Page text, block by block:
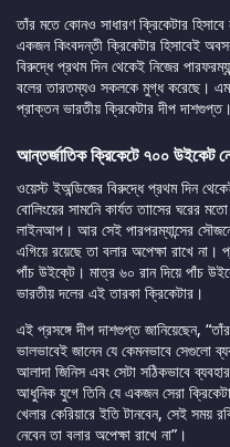
তাঁর মতে কোনও সাধারণ ক্রিকেটার
একজন কিংবদন্তী ক্রিকেটার হিসাবেই
বিরুদ্ধে প্রথম দিন থেকেই নিজের
বলের তারতম্যও সকলকে মুগ্ধ করেছে।
প্রাক্তন ভারতীয় ক্রিকেটার দীপ দাশগুপ্ত।
আন্তর্জাতিক ক্রিকেটে ৭০০ উইকেট
ওয়েস্ট ইঅন্ডিজের বিরুদ্ধে প্রথম দিন
বোলিংয়ের সামনেি কার্যত তাাসের ঘরের
লাইনআপ। আর সেই পারপরম্যান্সের
এগিয়ে রয়েছে তা বলার অপেক্ষা রাখে না।
পাঁচ উইকে্ট। মাত্র ৬০ রান দিয়ে পাঁচ
ভারতীয় দলের এই তারকা ক্রিকেটার।
এই প্রসঙ্গে দীপ দাশগুপ্ত জানিয়েছেন,
ভালভাবেই জানেন যে কেমনভাবে সেগুলো
আলাদা জিনিস এবং সেটা সঠিকভাবে
আধুনিক যুগে তিনি যে একজন সেরা
খেলার কেরিয়ারে ইতি টানবেন, সেই সময়
নেবেন তা বলার অপেক্ষা রাখে না”।